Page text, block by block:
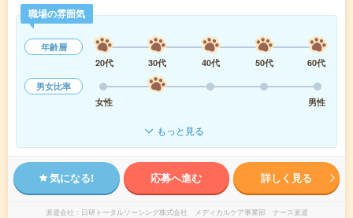
職場の雰囲気
年齢層
20代
30代 40代 50代
60代
男女比率
女性
男性
もっと見る
気になる! 応募へ進む 詳しく見る
派遣会社 日研トータルソーシング株式会社 メディカルケア事業部 ナース派遣